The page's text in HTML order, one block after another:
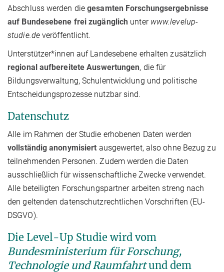
Abschluss werden diegesamten Forschungsergebnisse
auf Bundesebene frei zugänglich unter www.levelup-
studie.deveröffentlicht.
Unterstützer*innen auf Landesebene erhalten zusätzlich
regional aufbereitete Auswertungen, die für
Bildungsverwaltung, Schulentwicklung und politische
Entscheidungsprozesse nutzbar sind.
Datenschutz
Alle im Rahmen der Studie erhobenen Daten werden
vollständig anonymisiert ausgewertet, also ohne Bezug zu
teilnehmenden Personen. Zudem werden die Daten
ausschließlich für wissenschaftliche Zwecke verwendet.
Alle beteiligten Forschungspartner arbeiten streng nach
den geltenden datenschutzrechtlichen Vorschriften (EU-
DSGVO).
Die Level-Up Studie wird vom
Bundesministerium für Forschung,
Technologie und Raumfahrtund dem